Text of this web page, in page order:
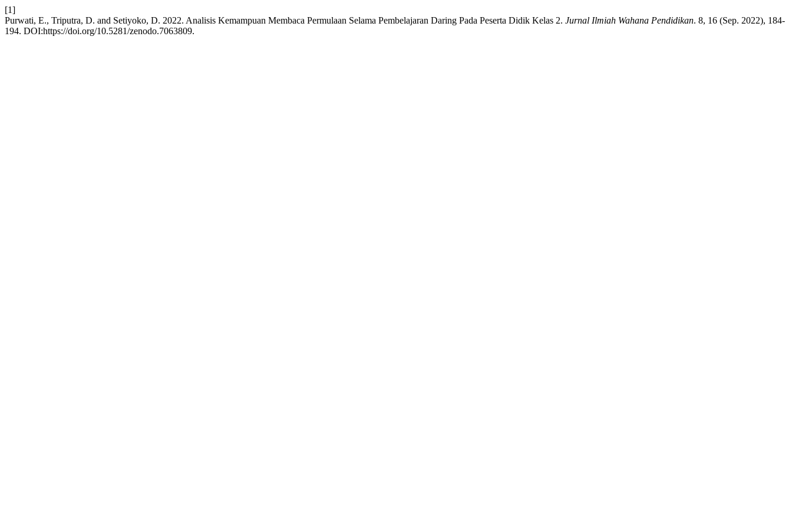
[1]
Purwati, E., Triputra, D. and Setiyoko, D. 2022. Analisis Kemampuan Membaca Permulaan Selama Pembelajaran Daring Pada Peserta Didik Kelas 2. Jurnal Ilmiah Wahana Pendidikan. 8, 16 (Sep. 2022), 184-
194. DOI:https://doi.org/10.5281/zenodo.7063809.